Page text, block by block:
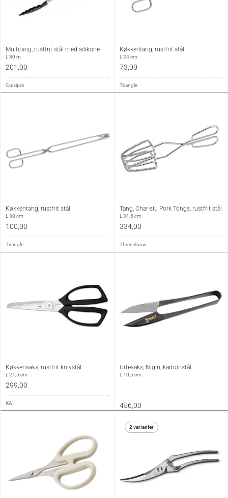
Multitang, rustfrit stål med silikone
L 30 m
201,00
Cuisipro
Køkkentang, rustfrit stål
L 24 cm
73,00
Triangle
Køkkentang, rustfrit stål
L 38 cm
100,00
Triangle
Tang, Char-siu Pork Tongs, rustfrit stål
L 31,5 cm
334,00
Three Snow
Køkkensaks, rustfrit knivstål
L 21,5 cm
299,00
KAI
Urtesaks, Nigiri, karbonstål
L 10,5 cm
456,00
2 varianter